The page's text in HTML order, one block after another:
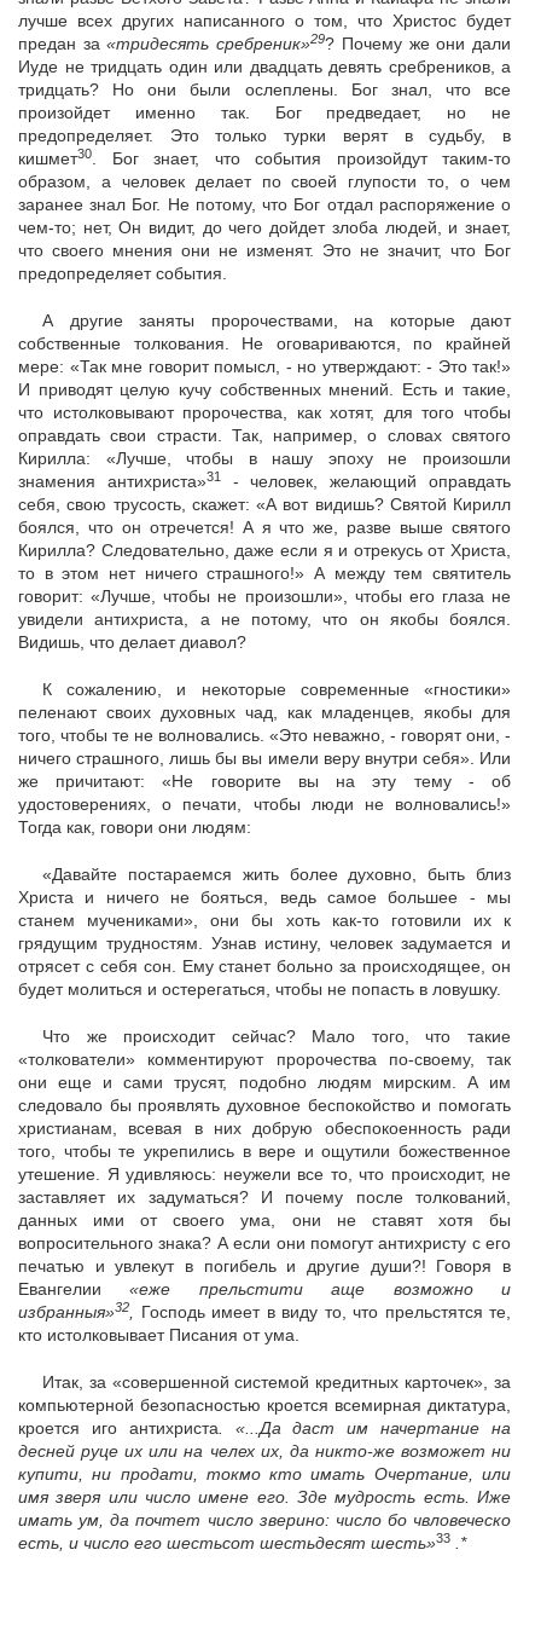
лучше всех других написанного о том, что Христос будет
предан за«тридесять сребреник»29? Почему же они дали
Иуде не тридцать один или двадцать девять сребреников, а
тридцать? Но они были ослеплены. Бог знал, что все
произойдет именно так. Бог предведает, но не
предопределяет. Это только турки верят в судьбу, в
кишмет30
. Бог знает, что события произойдут таким-то
образом, а человек делает по своей глупости то, о чем
заранее знал Бог. Не потому, что Бог отдал распоряжение о
чем-то; нет, Он видит, до чего дойдет злоба людей, и знает,
что своего мнения они не изменят. Это не значит, что Бог
предопределяет события.
А другие заняты пророчествами, на которые дают
собственные толкования. Не оговариваются, по крайней
мере: «Так мне говорит помысл, - но утверждают: - Это так!»
И приводят целую кучу собственных мнений. Есть и такие,
что истолковывают пророчества, как хотят, для того чтобы
оправдать свои страсти. Так, например, о словах святого
Кирилла: «Лучше, чтобы в нашу эпоху не произошли
знамения антихриста»31- человек, желающий оправдать
себя, свою трусость, скажет: «А вот видишь? Святой Кирилл
боялся, что он отречется! А я что же, разве выше святого
Кирилла? Следовательно, даже если я и отрекусь от Христа,
то в этом нет ничего страшного!» А между тем святитель
говорит: «Лучше, чтобы не произошли», чтобы его глаза не
увидели антихриста, а не потому, что он якобы боялся.
Видишь, что делает диавол?
К сожалению, и некоторые современные «гностики»
пеленают своих духовных чад, как младенцев, якобы для
того, чтобы те не волновались. «Это неважно, - говорят они, -
ничего страшного, лишь бы вы имели веру внутри себя». Или
же причитают: «Не говорите вы на эту тему - об
удостоверениях, о печати, чтобы люди не волновались!»
Тогда как, говори они людям:
«Давайте постараемся жить более духовно, быть близ
Христа и ничего не бояться, ведь самое большее - мы
станем мучениками», они бы хоть как-то готовили их к
грядущим трудностям. Узнав истину, человек задумается и
отрясет с себя сон. Ему станет больно за происходящее, он
будет молиться и остерегаться, чтобы не попасть в ловушку.
Что же происходит сейчас? Мало того, что такие
«толкователи» комментируют пророчества по-своему, так
они еще и сами трусят, подобно людям мирским. А им
следовало бы проявлять духовное беспокойство и помогать
христианам, всевая в них добрую обеспокоенность ради
того, чтобы те укрепились в вере и ощутили божественное
утешение. Я удивляюсь: неужели все то, что происходит, не
заставляет их задуматься? И почему после толкований,
данных ими от своего ума, они не ставят хотя бы
вопросительного знака? А если они помогут антихристу с его
печатью и увлекут в погибель и другие души?! Говоря в
Евангелии«еже прельстити аще возможно и
избранныя»32
Господь имеет в виду то, что прельстятся те,
кто истолковывает Писания от ума.
Итак, за «совершенной системой кредитных карточек», за
компьютерной безопасностью кроется всемирная диктатура,
кроется иго антихриста . «...Да даст им начертание на
десней руце их или на челех их, да никто-же возможет ни
купити, ни продати, токмо кто имать Очертание, или
имя зверя или число имене его. Зде мудрость есть. Иже
имать ум, да почтет число зверино: число бо чвловеческо
есть, и число его шестьсот шестьдесят шесть»33 .*